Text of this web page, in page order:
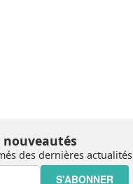
nouveautés
des dernières actualités
S'ABONNER